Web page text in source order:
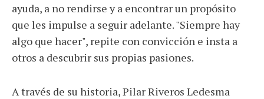
ayuda, a no rendirse y a encontrar un propósito
que les impulse a seguir adelante. "Siempre hay
algo que hacer", repite con convicción e insta a
otros a descubrir sus propias pasiones.
A través de su historia, Pilar Riveros Ledesma